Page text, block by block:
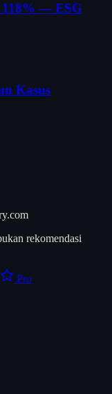
118% — ESG
Kasus
rekomendasi
Pro